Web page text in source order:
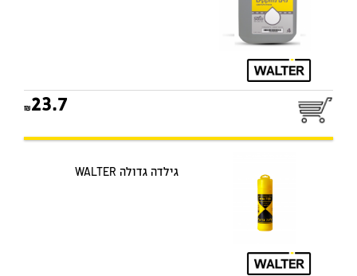
23.7
גילדה גדולה WALTER